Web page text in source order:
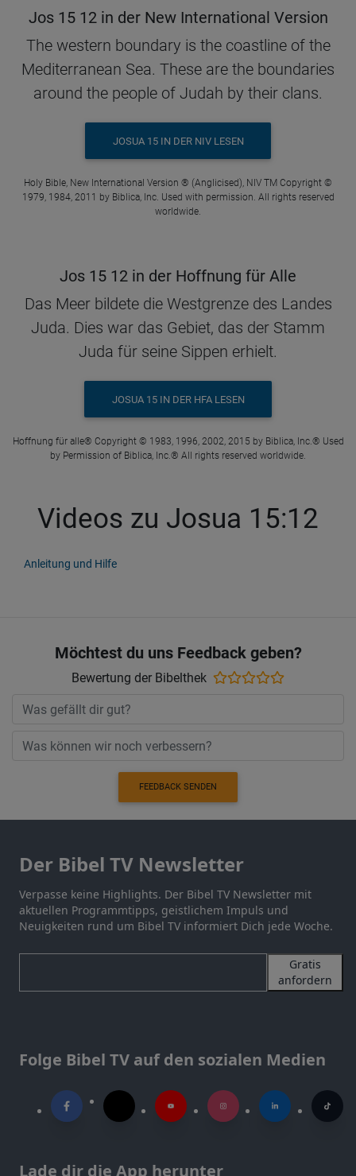
Jos 15 12 in der New International Version
The western boundary is the coastline of the
Mediterranean Sea. These are the boundaries
around the people of Judah by their clans.
JOSUA 15 IN DER NIV LESEN
Holy Bible, New International Version ® (Anglicised), NIV TM Copyright ©
1979, 1984, 2011 by Biblica, Inc. Used with permission. All rights reserved
worldwide.
Jos 15 12 in der Hoffnung für Alle
Das Meer bildete die Westgrenze des Landes
Juda. Dies war das Gebiet, das der Stamm
Juda für seine Sippen erhielt.
JOSUA 15 IN DER HFA LESEN
Hoffnung für alle® Copyright © 1983, 1996, 2002, 2015 by Biblica, Inc.® Used
by Permission of Biblica, Inc.® All rights reserved worldwide.
Videos zu Josua 15:12
Anleitung und Hilfe
Möchtest du uns Feedback geben?
Bewertung der Bibelthek
FEEDBACK SENDEN
Der Bibel TV Newsletter
Verpasse keine Highlights. Der Bibel TV Newsletter mit
aktuellen Programmtipps, geistlichem Impuls und
Neuigkeiten rund um Bibel TV informiert Dich jede Woche.
Gratis
anfordern
Folge Bibel TV auf den sozialen Medien
Lade dir die App herunter